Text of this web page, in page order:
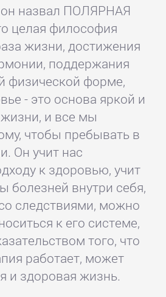
назвал ПОЛЯРНАЯ
целая философия
жизни, достижения
поддержания
физической форме,
- это основа яркой и
и все мы
чтобы пребывать в
Он учит нас
к здоровью, учит
болезней внутри себя,
следствиями, можно
к его системе,
того, что
работает, может
и здоровая жизнь.